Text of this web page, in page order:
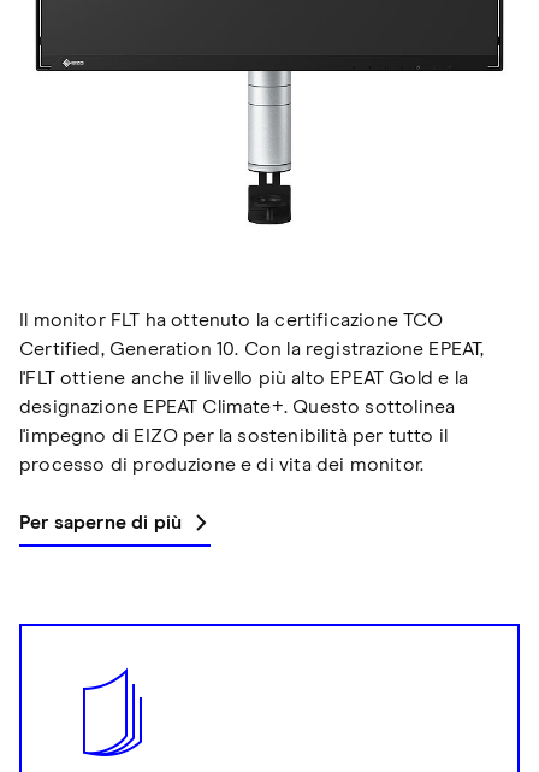
Il monitor FLT ha ottenuto la certificazione TCO
Certified, Generation 10. Con la registrazione EPEAT,
l'FLT ottiene anche il livello più alto EPEAT Gold e la
designazione EPEAT Climate+. Questo sottolinea
l'impegno di EIZO per la sostenibilità per tutto il
processo di produzione e di vita dei monitor.
Per saperne di più